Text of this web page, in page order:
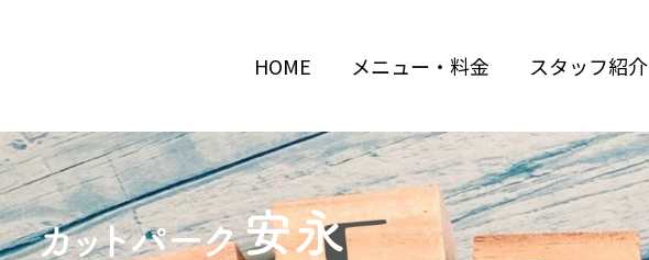
HOME メニュー・料金 スタッフ紹介